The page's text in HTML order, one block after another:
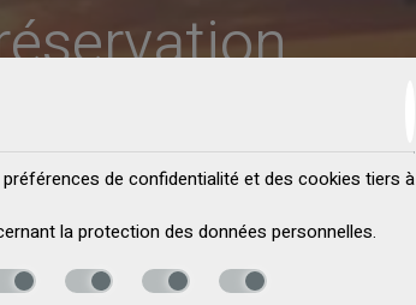
de confidentialité et des cookies tiers à
laprotection des données personnelles.